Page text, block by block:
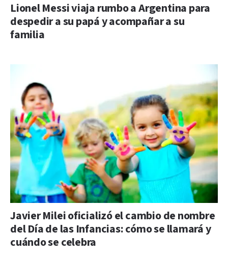
Lionel Messi viaja rumbo a Argentina para
despedir a su papá y acompañar a su
familia
Javier Milei oficializó el cambio de nombre
del Día de las Infancias: cómo se llamará y
cuándo se celebra